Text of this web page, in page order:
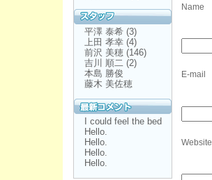
平澤 泰希 (3)
上田 孝幸 (4)
前沢 美穂 (146)
吉川 順二 (2)
本島 勝俊
藤木 美佐穂
I could feel the bed
Hello.
Hello.
Hello.
Hello.
Name
E-mail
Website